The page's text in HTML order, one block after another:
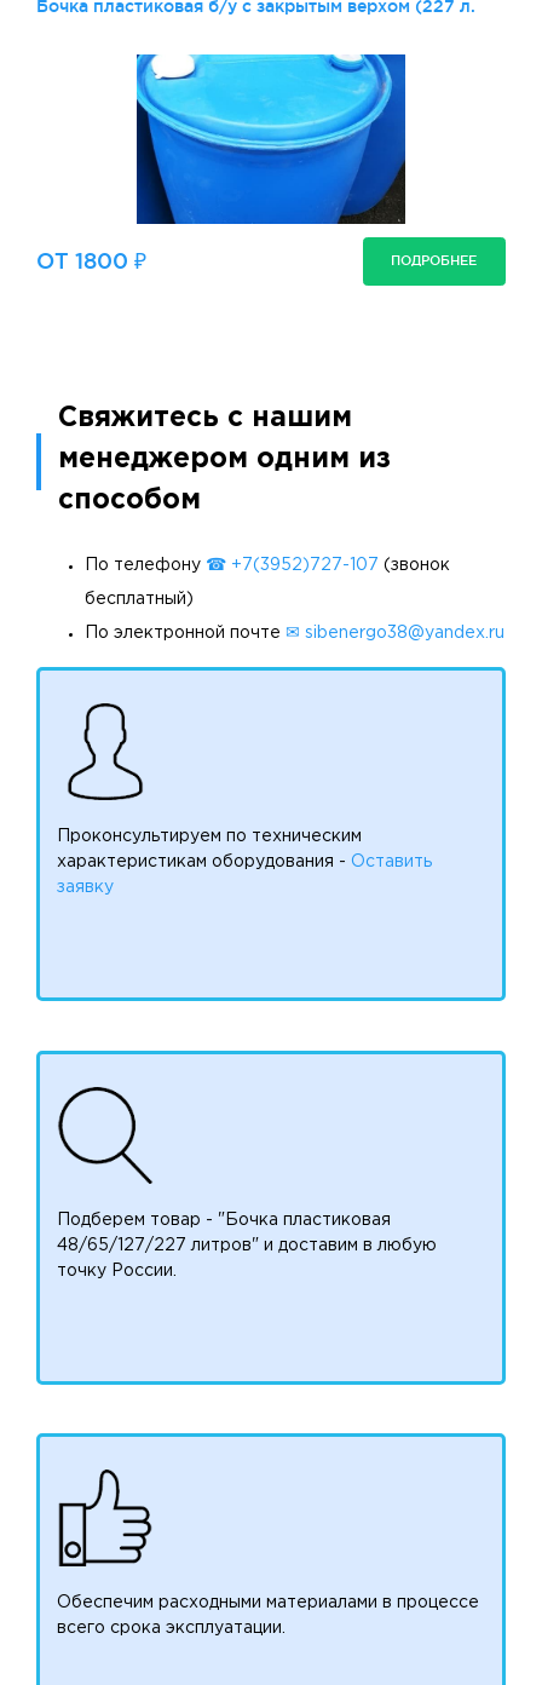
Бочка пластиковая б/у с закрытым верхом (227 л.
ОТ 1800 ₽ ПОДРОБНЕЕ
Свяжитесь с нашим
менеджером одним из
способом
По телефону ☎ +7(3952)727-107 (звонок
бесплатный)
По электронной почте ✉ sibenergo38@yandex.ru
Проконсультируем по техническим
характеристикам оборудования - Оставить
заявку
Подберем товар - "Бочка пластиковая
48/65/127/227 литров" и доставим в любую
точку России.
Обеспечим расходными материалами в процессе
всего срока эксплуатации.